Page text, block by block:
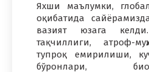
Яхши маълумки,
оқибатида
вазият юзага
тақчиллиги, атроф-
тупроқ емирилиши,
бўронлари,